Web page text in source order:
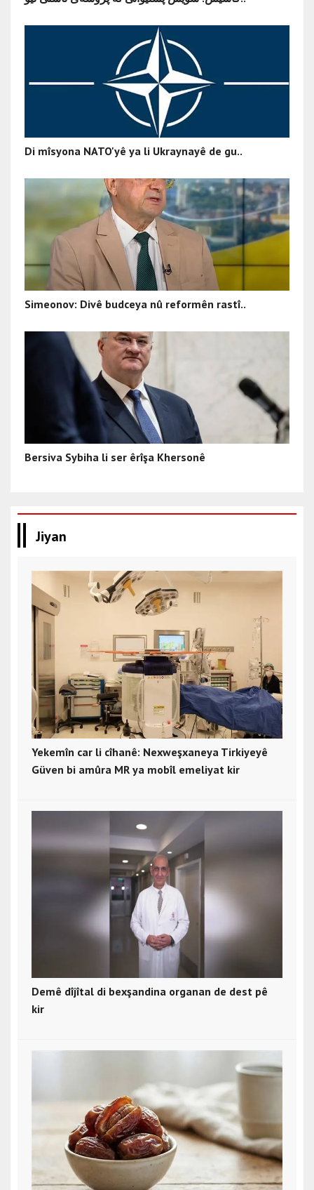
Di mîsyona NATO'yê ya li Ukraynayê de gu..
Simeonov: Divê budceya nû reformên rastî..
Bersiva Sybiha li ser êrîşa Khersonê
Jiyan
Yekemîn car li cîhanê: Nexweşxaneya Tirkiyeyê
Güven bi amûra MR ya mobîl emeliyat kir
Demê dîjîtal di bexşandina organan de dest pê
kir